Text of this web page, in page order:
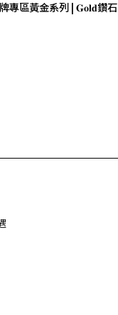
專區黃金系列 | 𝐆𝐨𝐥𝐝鑽